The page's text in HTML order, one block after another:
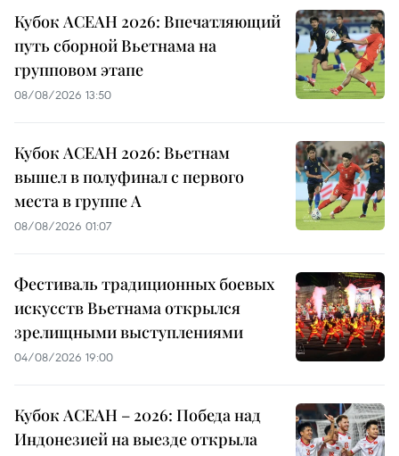
Кубок АСЕАН 2026: Впечатляющий
путь сборной Вьетнама на
групповом этапе
08/08/2026 13:50
Кубок АСЕАН 2026: Вьетнам
вышел в полуфинал с первого
места в группе A
08/08/2026 01:07
Фестиваль традиционных боевых
искусств Вьетнама открылся
зрелищными выступлениями
04/08/2026 19:00
Кубок АСЕАН – 2026: Победа над
Индонезией на выезде открыла